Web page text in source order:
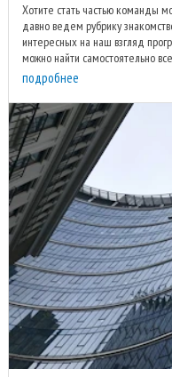
Хотите стать частью команды
давно ведем рубрику
интересных на наш взгляд
можно найти самостоятельно
подробнее